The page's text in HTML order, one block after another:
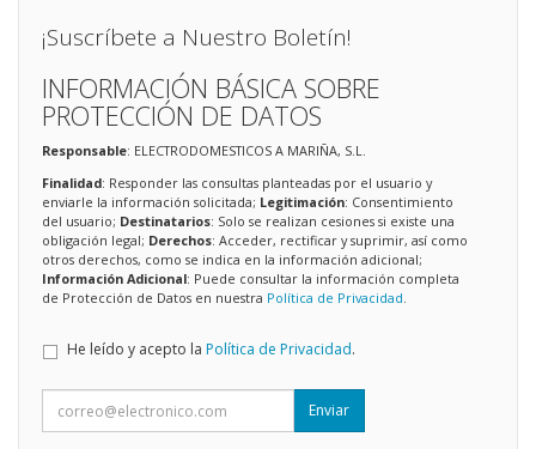
¡Suscríbete a Nuestro Boletín!
INFORMACIÓN BÁSICA SOBRE
PROTECCIÓN DE DATOS
Responsable: ELECTRODOMESTICOS A MARIÑA, S.L.
Finalidad: Responder las consultas planteadas por el usuario y
enviarle la información solicitada; Legitimación: Consentimiento
del usuario; Destinatarios: Solo se realizan cesiones si existe una
obligación legal; Derechos: Acceder, rectificar y suprimir, así como
otros derechos, como se indica en la información adicional;
Información Adicional: Puede consultar la información completa
de Protección de Datos en nuestra Política de Privacidad
He leído y acepto la Política de Privacidad.
Enviar